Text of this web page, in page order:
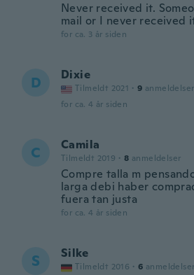
Never received it.
mail or I never received
for ca. 3 år siden
D Dixie
Tilmeldt 2021 · 9 anmeldelser
for ca. 4 år siden
C Camila
Tilmeldt 2019 · 8 anmeldelser
Compre talla m
larga debi haber
fuera tan justa
for ca. 4 år siden
S Silke
Tilmeldt 2016 · 6 anmeldelser